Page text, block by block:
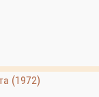
(1972)